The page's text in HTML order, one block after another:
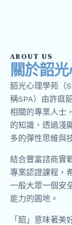
ABOUT US
關於韶
韶光心理學苑（
稱SPA）由許庭
相關的專業人士
的知識，透過淺
多的彈性思維與
結合豐富諮商實
專業認證課程，
一般大眾一個安
能力的園地。
「韶」意味著